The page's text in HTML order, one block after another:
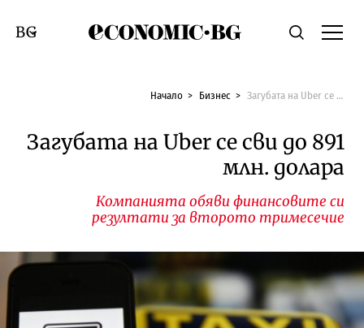
Economic.bgТърсене
Смяна на език
Начало Бизнес Загубата на Uber се сви до 891 млн. долара
Загубата на Uber се сви до 891
млн. долара
Компанията обяви финансовите си
резултати за второто тримесечие